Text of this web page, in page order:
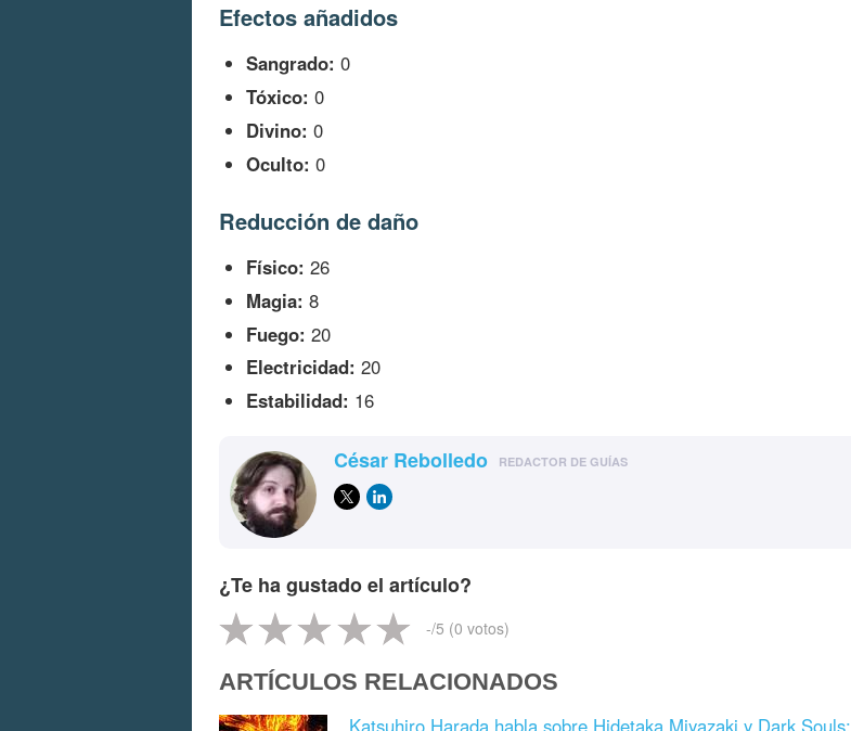
Efectos añadidos
Sangrado: 0
Tóxico: 0
Divino: 0
Oculto: 0
Reducción de daño
Físico: 26
Magia: 8
Fuego: 20
Electricidad: 20
Estabilidad: 16
César Rebolledo REDACTOR DE GUÍAS
¿Te ha gustado el artículo?
-/5 (0 votos)
ARTÍCULOS RELACIONADOS
Katsuhiro Harada habla sobre Hidetaka Miyazaki y Dark Souls: